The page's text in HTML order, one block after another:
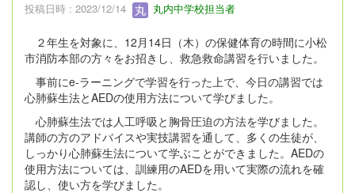
投稿日時 : 2023/12/14 丸内中学校担当者
２年生を対象に、12月14日（木）の保健体育の時間に小松
市消防本部の方々をお招きし、救急救命講習を行いました。
事前にe-ラーニングで学習を行った上で、今日の講習では
心肺蘇生法とAEDの使用方法について学びました。
心肺蘇生法では人工呼吸と胸骨圧迫の方法を学びました。
講師の方のアドバイスや実技講習を通して、多くの生徒が、
しっかり心肺蘇生法について学ぶことができました。AEDの
使用方法については、訓練用のAEDを用いて実際の流れを確
認し、使い方を学びました。